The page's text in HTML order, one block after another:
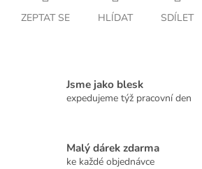
ZEPTAT SE HLÍDAT SDÍLET
Jsme jako blesk
expedujeme týž pracovní den
Malý dárek zdarma
ke každé objednávce